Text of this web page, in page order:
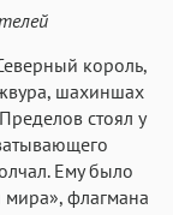
король,
шахиншах
стоял у
Ему было
флагмана